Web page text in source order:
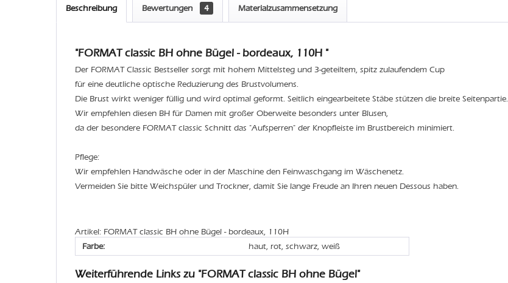
Beschreibung Bewertungen 4 Materialzusammensetzung
"FORMAT classic BH ohne Bügel - bordeaux, 110H "
Der FORMAT Classic Bestseller sorgt mit hohem Mittelsteg und 3-geteiltem, spitz zulaufendem Cup
für eine deutliche optische Reduzierung des Brustvolumens.
Die Brust wirkt weniger füllig und wird optimal geformt. Seitlich eingearbeitete Stäbe stützen die breite Seitenpartie.
Wir empfehlen diesen BH für Damen mit großer Oberweite besonders unter Blusen,
da der besondere FORMAT classic Schnitt das "Aufsperren" der Knopfleiste im Brustbereich minimiert.
Pflege:
Wir empfehlen Handwäsche oder in der Maschine den Feinwaschgang im Wäschenetz.
Vermeiden Sie bitte Weichspüler und Trockner, damit Sie lange Freude an Ihren neuen Dessous haben.
Artikel: FORMAT classic BH ohne Bügel - bordeaux, 110H
Farbe:
haut, rot, schwarz, weiß
Weiterführende Links zu "FORMAT classic BH ohne Bügel"